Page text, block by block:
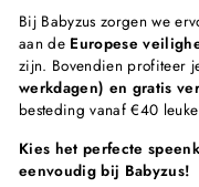
Bij Babyzus zorgen we
aan de Europese
zijn. Bovendien profiteer
werkdagen) en gratis
besteding vanaf €40
Kies het perfecte
eenvoudig bij Babyzus!